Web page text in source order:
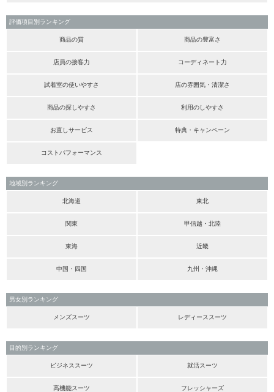
評価項目別ランキング
商品の質 商品の豊富さ
店員の接客力 コーディネート力
試着室の使いやすさ 店の雰囲気・清潔さ
商品の探しやすさ 利用のしやすさ
お直しサービス 特典・キャンペーン
コストパフォーマンス
地域別ランキング
北海道 東北
関東 甲信越・北陸
東海 近畿
中国・四国 九州・沖縄
男女別ランキング
メンズスーツ レディーススーツ
目的別ランキング
ビジネススーツ 就活スーツ
高機能スーツ フレッシャーズ